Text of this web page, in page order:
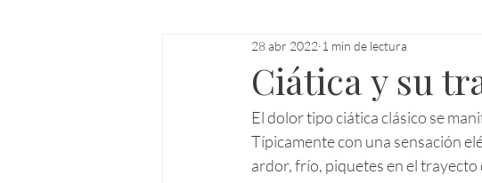
Ciática y su
28 abr 2022 1 min de lectura
El dolor tipo ciática clásico se
Típicamente con una sensación
ardor, frío, piquetes en el trayecto